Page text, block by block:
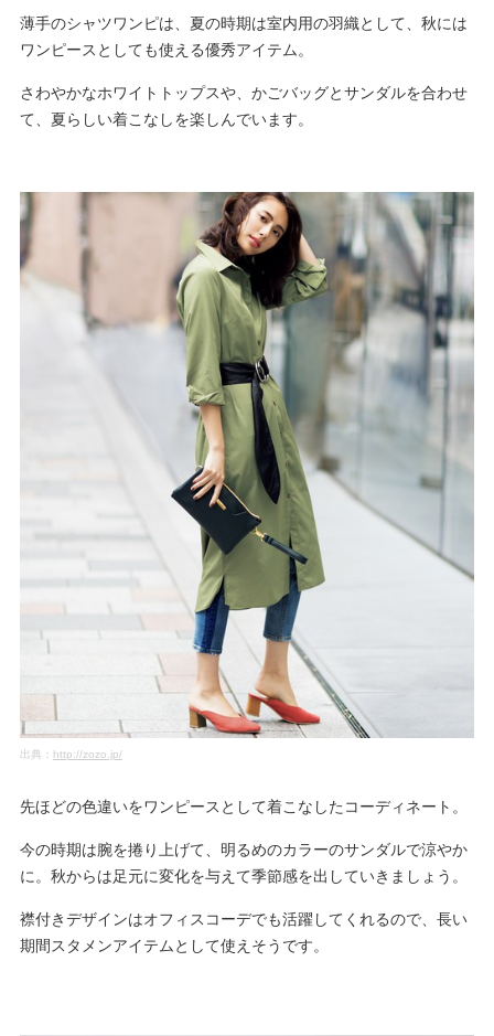
薄手のシャツワンピは、夏の時期は室内用の羽織として、秋には
ワンピースとしても使える優秀アイテム。
さわやかなホワイトトップスや、かごバッグとサンダルを合わせ
て、夏らしい着こなしを楽しんでいます。
出典： http://zozo.jp/
先ほどの色違いをワンピースとして着こなしたコーディネート。
今の時期は腕を捲り上げて、明るめのカラーのサンダルで涼やか
に。秋からは足元に変化を与えて季節感を出していきましょう。
襟付きデザインはオフィスコーデでも活躍してくれるので、長い
期間スタメンアイテムとして使えそうです。